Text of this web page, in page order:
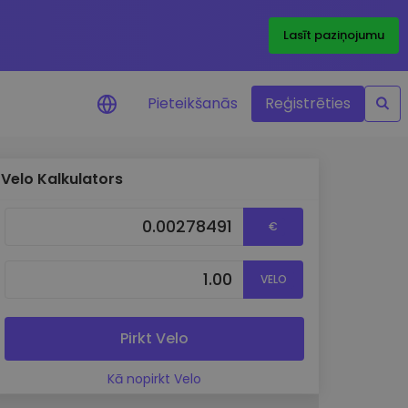
Lasīt paziņojumu
analīze
Pieteikšanās Reģistrēties
Velo Kalkulators
€
VELO
Pirkt Velo
Kā nopirkt Velo